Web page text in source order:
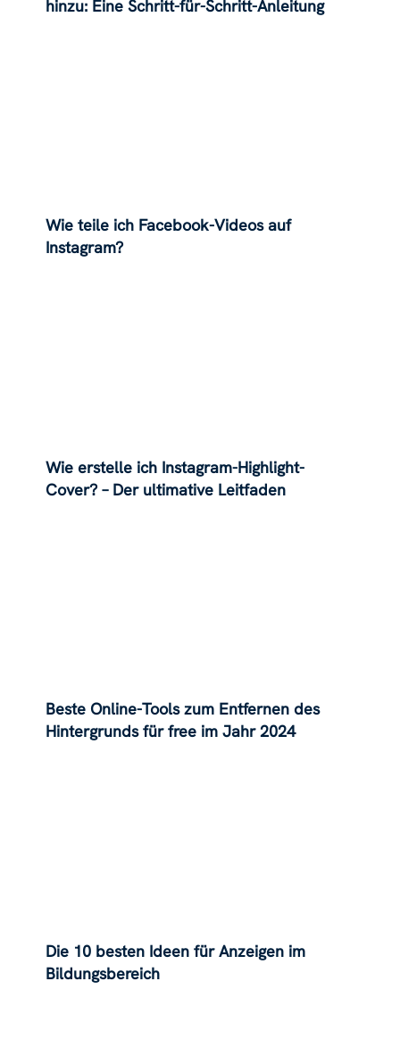
hinzu: Eine Schritt-für-Schritt-Anleitung
Wie teile ich Facebook-Videos auf
Instagram?
Wie erstelle ich Instagram-Highlight-
Cover? – Der ultimative Leitfaden
Beste Online-Tools zum Entfernen des
Hintergrunds für free im Jahr 2024
Die 10 besten Ideen für Anzeigen im
Bildungsbereich